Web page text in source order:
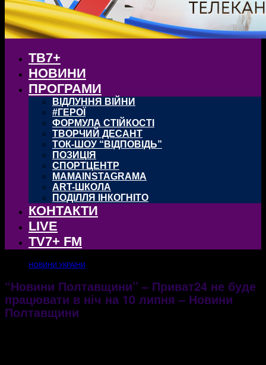
ТВ7+
НОВИНИ
ПРОГРАМИ
ВІДЛУННЯ ВІЙНИ
#ГЕРОЇ
ФОРМУЛА СТІЙКОСТІ
ТВОРЧИЙ ДЕСАНТ
ТОК-ШОУ “ВІДПОВІДЬ”
ПОЗИЦІЯ
СПОРТЦЕНТР
MAMAINSTAGRAMA
ART-ШКОЛА
ПОДІЛЛЯ ІНКОГНІТО
КОНТАКТИ
LIVE
TV7+ FM
НОВИНИ УКРАЇНИ
“Новини Полтавщини” – Приват24 не буде
працювати в ніч на 10 липня – Новини
Полтавщини